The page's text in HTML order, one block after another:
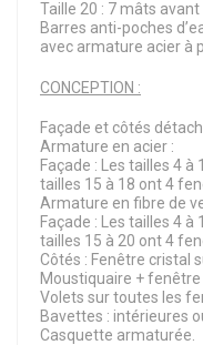
Taille 20 : 7 mâts avant
Barres anti-poches
avec armature acier à
CONCEPTION :
Façade et côtés
Armature en acier :
Façade : Les tailles 4
tailles 15 à 18 ont 4
Armature en fibre de
Façade : Les tailles 4
tailles 15 à 20 ont 4
Côtés : Fenêtre cristal
Moustiquaire +
Volets sur toutes les
Bavettes : intérieures
Casquette armaturée.